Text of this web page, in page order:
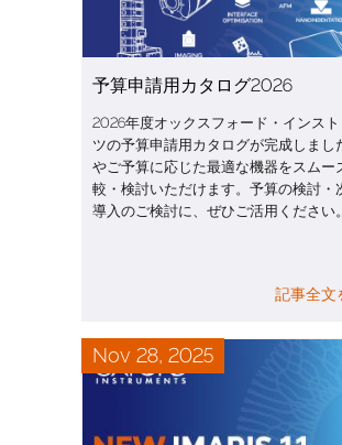
予算申請用カタログ2026
2026年度オックスフォード・インス
ツの予算申請用カタログが完成しまし
やご予算に応じた最適な機器をスムー
較・検討いただけます。予算の検討・
導入のご検討に、ぜひご活用ください。
記事全文
Nov 28, 2025